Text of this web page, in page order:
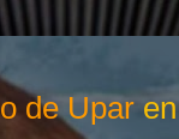
de Upar